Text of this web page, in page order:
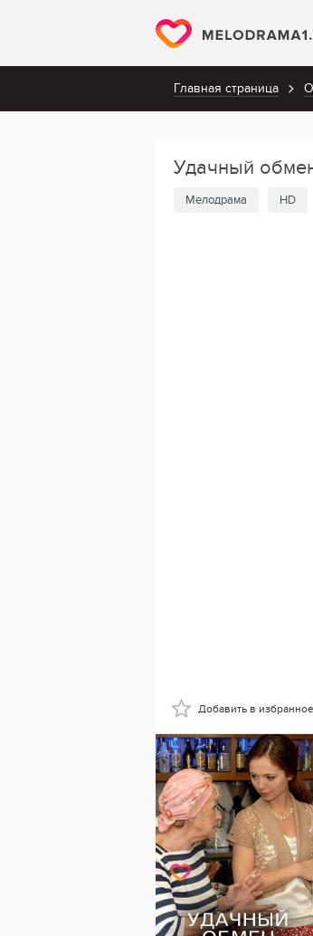
Главная страница
Удачный
Мелодрама HD
Добавить в избранное